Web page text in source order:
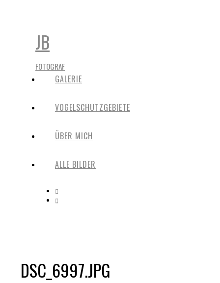
JB
FOTOGRAF
GALERIE
VOGELSCHUTZGEBIETE
ÜBER MICH
ALLE BILDER
DSC_6997.JPG